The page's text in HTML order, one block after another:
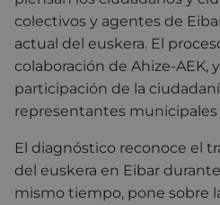
colectivos y agentes de
actual del euskera. El
colaboración de Ahize-AEK,
participación de la
representantes municipales
El diagnóstico reconoce el
del euskera en Eibar
mismo tiempo, pone sobre